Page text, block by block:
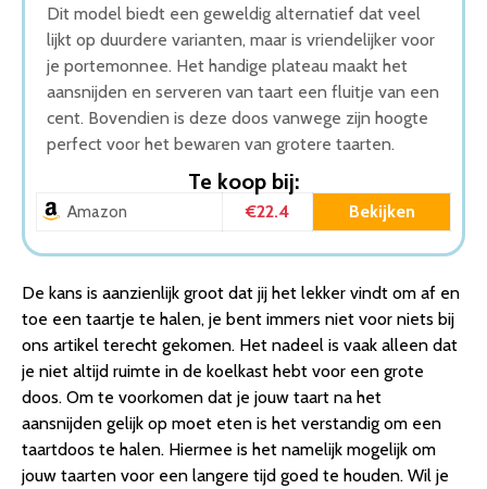
Dit model biedt een geweldig alternatief dat veel
lijkt op duurdere varianten, maar is vriendelijker voor
je portemonnee. Het handige plateau maakt het
aansnijden en serveren van taart een fluitje van een
cent. Bovendien is deze doos vanwege zijn hoogte
perfect voor het bewaren van grotere taarten.
Te koop bij:
Amazon €22.4 Bekijken
De kans is aanzienlijk groot dat jij het lekker vindt om af en
toe een taartje te halen, je bent immers niet voor niets bij
ons artikel terecht gekomen. Het nadeel is vaak alleen dat
je niet altijd ruimte in de koelkast hebt voor een grote
doos. Om te voorkomen dat je jouw taart na het
aansnijden gelijk op moet eten is het verstandig om een
taartdoos te halen. Hiermee is het namelijk mogelijk om
jouw taarten voor een langere tijd goed te houden. Wil je